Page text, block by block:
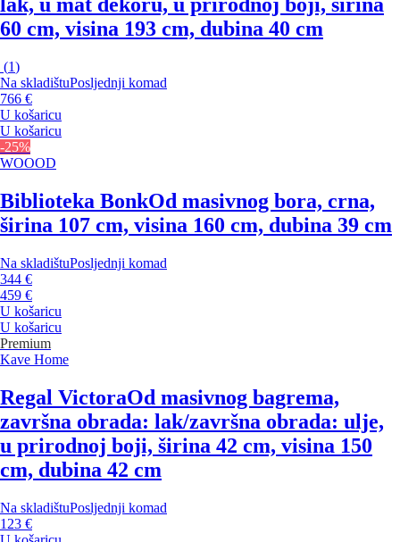
lak, u mat dekoru, u prirodnoj boji, širina
60 cm, visina 193 cm, dubina 40 cm
(1)
Na skladištuPosljednji komad
766 €
U košaricu
U košaricu
-25%
WOOOD
Biblioteka BonkOd masivnog bora, crna,
širina 107 cm, visina 160 cm, dubina 39 cm
Na skladištuPosljednji komad
344 €
459 €
U košaricu
U košaricu
Premium
Kave Home
Regal VictoraOd masivnog bagrema,
završna obrada: lak/završna obrada: ulje,
u prirodnoj boji, širina 42 cm, visina 150
cm, dubina 42 cm
Na skladištuPosljednji komad
123 €